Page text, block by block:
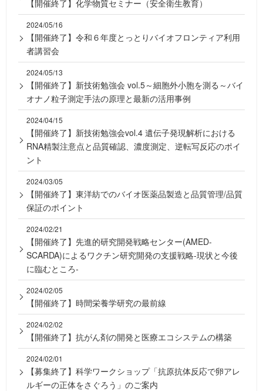
【開催終了】化学物質セミナー（安全衛生教育）
2024/05/16
【開催終了】令和６年度とっとりバイオフロンティア利用
者講習会
2024/05/13
【開催終了】新技術勉強会 vol.5～細胞外小胞を測る～バイ
オナノ粒子測定手法の原理と最新の活用事例
2024/04/15
【開催終了】新技術勉強会vol.4 遺伝子発現解析における
RNA精製注意点と品質確認、濃度測定、逆転写反応のポイ
ント
2024/03/05
【開催終了】東洋紡でのバイオ医薬品製造と品質管理/品質
保証のポイント
2024/02/21
【開催終了】先進的研究開発戦略センター(AMED-
SCARDA)によるワクチン研究開発の支援戦略-現状と今後
に臨むところ-
2024/02/05
【開催終了】時間栄養学研究の最前線
2024/02/02
【開催終了】抗がん剤の開発と医療エコシステムの構築
2024/02/01
【募集終了】科学ワークショップ「抗原抗体反応で卵アレ
ルギーの正体をさぐろう」のご案内